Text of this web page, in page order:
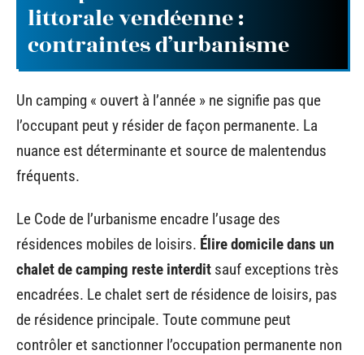
littorale vendéenne :
contraintes d’urbanisme
Un camping « ouvert à l’année » ne signifie pas que
l’occupant peut y résider de façon permanente. La
nuance est déterminante et source de malentendus
fréquents.
Le Code de l’urbanisme encadre l’usage des
résidences mobiles de loisirs. Élire domicile dans un
chalet de camping reste interdit sauf exceptions très
encadrées. Le chalet sert de résidence de loisirs, pas
de résidence principale. Toute commune peut
contrôler et sanctionner l’occupation permanente non